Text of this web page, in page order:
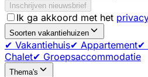
Inschrijven nieuwsbrief
Ik ga akkoord met het
Soorten vakantiehuizen
✔ Vakantiehuis✔ Appartement✔
Chalet✔ Groepsaccommodatie
Thema's